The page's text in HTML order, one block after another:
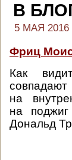
В
5 МАЯ 2016
Фриц
Как
на
на
Дональд